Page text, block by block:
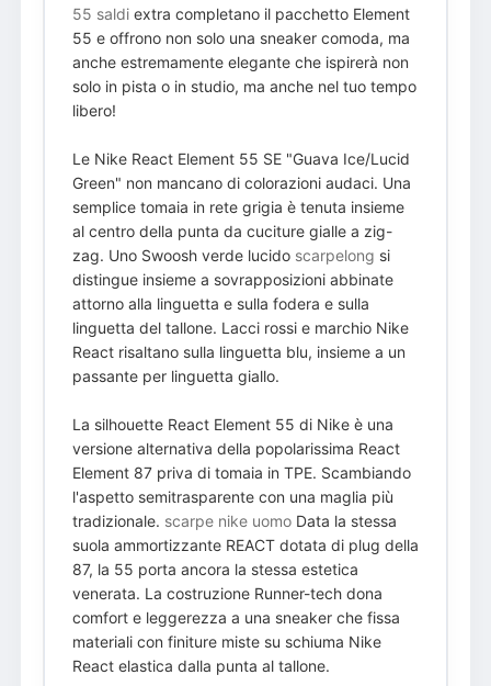
55 saldiextra completano il pacchetto Element
55 e offrono non solo una sneaker comoda, ma
anche estremamente elegante che ispirerà non
solo in pista o in studio, ma anche nel tuo tempo
libero!
Le Nike React Element 55 SE "Guava Ice/Lucid
Green" non mancano di colorazioni audaci. Una
semplice tomaia in rete grigia è tenuta insieme
al centro della punta da cuciture gialle a zig-
zag. Uno Swoosh verde lucido scarpelong si
distingue insieme a sovrapposizioni abbinate
attorno alla linguetta e sulla fodera e sulla
linguetta del tallone. Lacci rossi e marchio Nike
React risaltano sulla linguetta blu, insieme a un
passante per linguetta giallo.
La silhouette React Element 55 di Nike è una
versione alternativa della popolarissima React
Element 87 priva di tomaia in TPE. Scambiando
l'aspetto semitrasparente con una maglia più
tradizionale. scarpe nike uomoData la stessa
suola ammortizzante REACT dotata di plug della
87, la 55 porta ancora la stessa estetica
venerata. La costruzione Runner-tech dona
comfort e leggerezza a una sneaker che fissa
materiali con finiture miste su schiuma Nike
React elastica dalla punta al tallone.